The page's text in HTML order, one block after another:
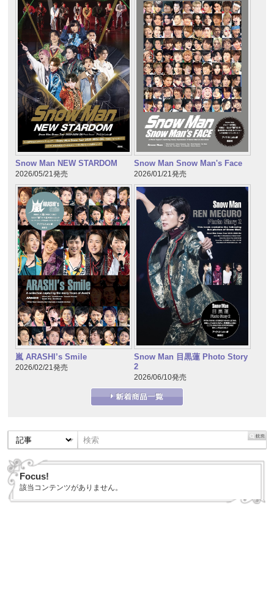
Snow Man NEW STARDOM
2026/05/21発売
Snow Man Snow Man's Face
2026/01/21発売
嵐 ARASHI’s Smile
2026/02/21発売
Snow Man 目黒蓮 Photo Story
2
2026/06/10発売
Focus!
該当コンテンツがありません。